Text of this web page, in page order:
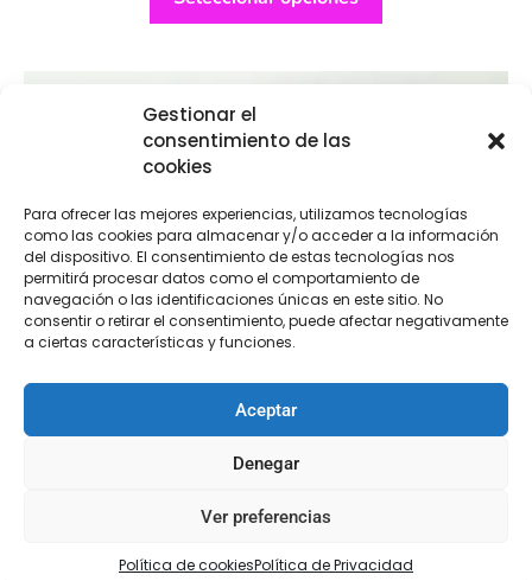
Gestionar el
consentimiento de las
cookies
Para ofrecer las mejores experiencias, utilizamos tecnologías
como las cookies para almacenar y/o acceder a la información
del dispositivo. El consentimiento de estas tecnologías nos
permitirá procesar datos como el comportamiento de
navegación o las identificaciones únicas en este sitio. No
consentir o retirar el consentimiento, puede afectar negativamente
a ciertas características y funciones.
Aceptar
Denegar
Ver preferencias
Política de cookiesPolítica de Privacidad